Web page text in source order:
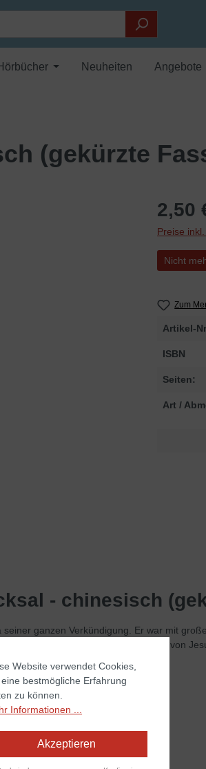
Neuheiten Angebote
(gekürzte
2,50
Preise
Nicht
Zum
Artikel-
ISBN
Seiten:
Art /
- chinesisch
ganzen Verkündigung. Er war mit
überzeugt, dass das Evangelium von
Website verwendet Cookies,
bestmögliche Erfahrung
zu können.
Informationen ...
Akzeptieren